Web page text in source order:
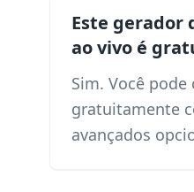
Este gerador
ao vivo é
Sim. Você
gratuitamente
avançados